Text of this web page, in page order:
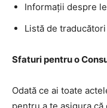
Informații despre
Listă de
Sfaturi pentru o
Odată ce ai toate